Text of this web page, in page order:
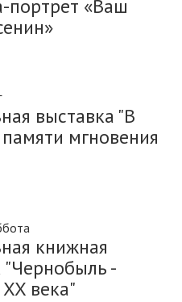
портрет «Ваш
выставка "В
мгновения
книжная
"Чернобыль -
века"